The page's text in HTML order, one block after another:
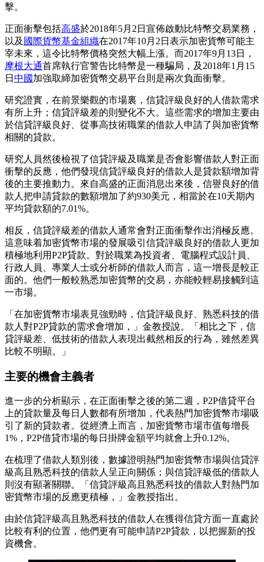
擊。
正面衝擊包括高盛於2018年5月2日宣佈啟動比特幣交易業務，
以及 國際貨幣基金組織在2017年10月2日表示加密貨幣可能主
宰未來，這令比特幣價格突然大幅上漲。而2017年9月13日，
摩根大通首席執行官警告比特幣是一種騙局，及2018年1月15
日 中國加強取締加密貨幣交易平台則是兩次負面衝擊。
研究證實，在前景樂觀的市場裏，信貸評級良好的人借款需求
有所上升；信貸評級差的則變化不大。這些需求的增加主要由
於信貸評級良好、從事高技術職業的借款人申請了與加密貨幣
相關的貸款。
研究人員然後檢視了信貸評級及職業是否會影響借款人對正面
衝擊的反應，他們發現信貸評級良好的借款人是貸款額增加背
後的主要推動力。來自高盛的正面消息出來後，信譽良好的借
款人把申請貸款的數額增加了約930美元，相當於在10天期內
平均貸款額的7.01%。
相反，信貸評級差的借款人通常會對正面衝擊作出消極反應。
這意味着加密貨幣市場的發展吸引信貸評級良好的借款人更加
積極地利用P2P貸款。對於職業為投資者、電腦程式設計員、
行政人員、專業人士或分析師的借款人而言，這一增長是較正
面的。他們一般較熟悉加密貨幣的交易，亦能較輕易接觸到這
一市場。
「在加密貨幣市場表見強勁時，信貸評級良好、熟悉科技的借
款人對P2P貸款的需求會增加，」金教授說。「相比之下，信
貸評級差、低技術的借款人表現出截然相反的行為，雖然差異
比較不明顯。」
主要的機會主義者
進一步的分析顯示，在正面衝擊之後的第二週，P2P借貸平台
上的貸款量及每日人數都有所增加，代表熱門加密貨幣市場吸
引了新的貸款者。從經濟上而言，加密貨幣市場市值每增長
1%，P2P借貸市場的每日掛牌金額平均就會上升0.12%。
在梳理了借款人類別後，數據證明熱門加密貨幣市場與信貸評
級高且熟悉科技的借款人呈正向關係；與信貸評級低的借款人
則沒有顯著關聯。「信貸評級高且熟悉科技的借款人對熱門加
密貨幣市場的反應更積極，」金教授指出。
由於信貸評級高且熟悉科技的借款人在獲得信貸方面一直處於
比較有利的位置，他們更有可能申請P2P貸款，以把握新的投
資機會。